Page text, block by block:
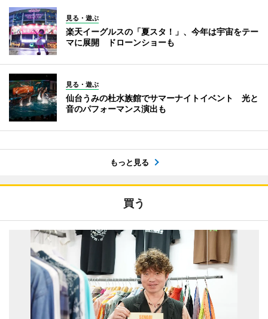
見る・遊ぶ
楽天イーグルスの「夏スタ！」、今年は宇宙をテー
マに展開 ドローンショーも
見る・遊ぶ
仙台うみの杜水族館でサマーナイトイベント 光と
音のパフォーマンス演出も
もっと見る
買う